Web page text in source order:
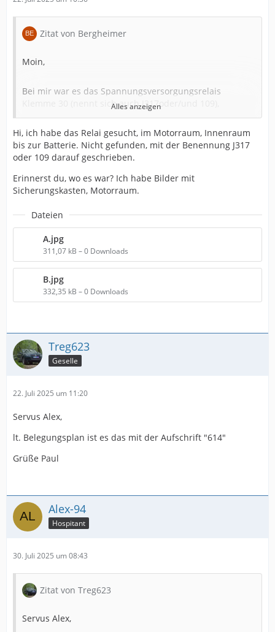
Zitat von Bergheimer
Moin,
Bei mir war es das Spannungsversorgungsrelais
Klemme 30 (nennt sich auch J317oder/und 109),
war glaub ich keine 40 Euro in der Werkstatt, danach nie
wieder aufgetreten.
Alles anzeigen
Hi, ich habe das Relai gesucht, im Motorraum, Innenraum
bis zur Batterie. Nicht gefunden, mit der Benennung J317
oder 109 darauf geschrieben.
Erinnerst du, wo es war? Ich habe Bilder mit
Sicherungskasten, Motorraum.
Dateien
A.jpg
311,07 kB – 0 Downloads
B.jpg
332,35 kB – 0 Downloads
Treg623
Geselle
22. Juli 2025 um 11:20
Servus Alex,
lt. Belegungsplan ist es das mit der Aufschrift "614"
Grüße Paul
Alex-94
Hospitant
30. Juli 2025 um 08:43
Zitat von Treg623
Servus Alex,